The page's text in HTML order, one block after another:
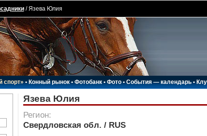
/ Язева Юлия
спорт»•Конный рынок•Фотобанк •Фото•События — календарь•
Язева Юлия
Регион:
Свердловская обл. / RUS